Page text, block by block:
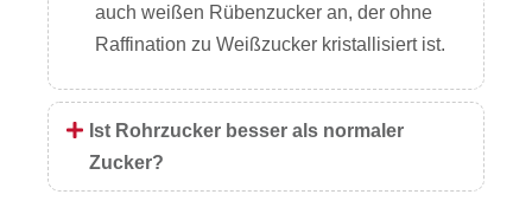
auch weißen Rübenzucker an, der ohne
Raffination zu Weißzucker kristallisiert ist.
Ist Rohrzucker besser als normaler
Zucker?